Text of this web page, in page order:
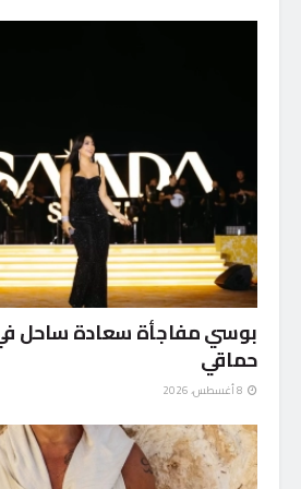
بوسي مفاجأة سعادة ساحل
حماقي